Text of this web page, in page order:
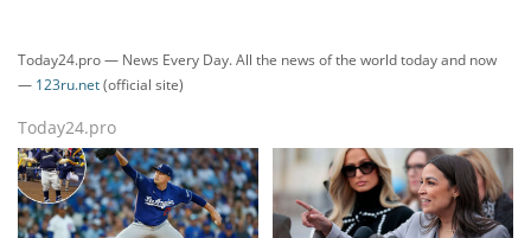
Today24.pro — News Every Day. All the news of the world today and now
— 123ru.net(official site)
Today24.pro